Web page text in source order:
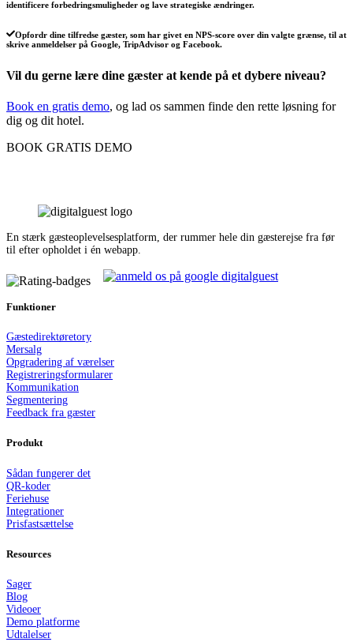
identificere forbedringsmuligheder og lave strategiske ændringer.
Opfordr dine tilfredse gæster, som har givet en NPS-score over din valgte grænse, til at
skrive anmeldelser på Google, TripAdvisor og Facebook.
Vil du gerne lære dine gæster at kende på et dybere niveau?
Book en gratis demo, og lad os sammen finde den rette løsning for
dig og dit hotel.
BOOK GRATIS DEMO
En stærk gæsteoplevelsesplatform, der rummer hele din gæsterejse fra før
til efter opholdet i én webapp.
Funktioner
Gæstedirektøretory
Mersalg
Opgradering af værelser
Registreringsformularer
Kommunikation
Segmentering
Feedback fra gæster
Produkt
Sådan fungerer det
QR-koder
Feriehuse
Integrationer
Prisfastsættelse
Resources
Sager
Blog
Videoer
Demo platforme
Udtalelser